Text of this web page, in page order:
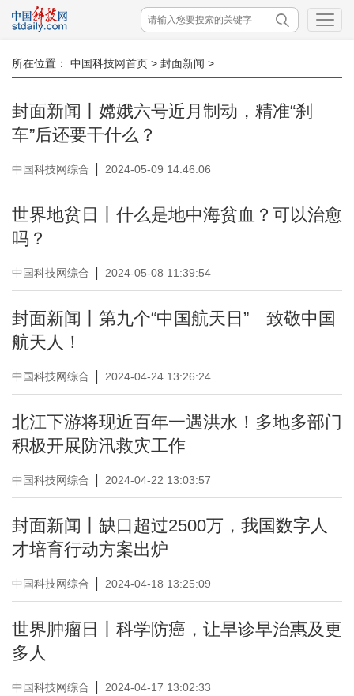
所在位置： 中国科技网首页 > 封面新闻 >
封面新闻丨嫦娥六号近月制动，精准“刹
车”后还要干什么？
中国科技网综合 2024-05-09 14:46:06
世界地贫日丨什么是地中海贫血？可以治愈
吗？
中国科技网综合 2024-05-08 11:39:54
封面新闻丨第九个“中国航天日” 致敬中国
航天人！
中国科技网综合 2024-04-24 13:26:24
北江下游将现近百年一遇洪水！多地多部门
积极开展防汛救灾工作
中国科技网综合 2024-04-22 13:03:57
封面新闻丨缺口超过2500万，我国数字人
才培育行动方案出炉
中国科技网综合 2024-04-18 13:25:09
世界肿瘤日丨科学防癌，让早诊早治惠及更
多人
中国科技网综合 2024-04-17 13:02:33